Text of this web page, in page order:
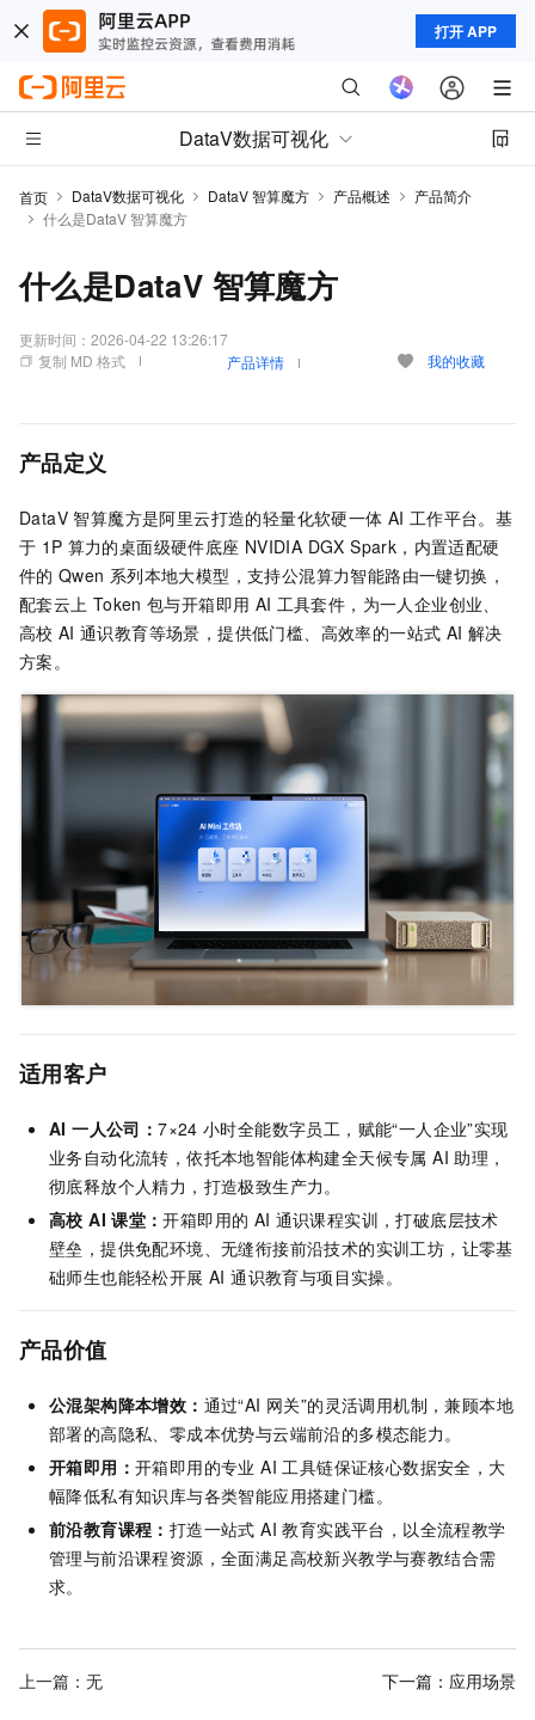
打开 APP
DataV数据可视化
首页 DataV数据可视化 DataV 智算魔方 产品概述
产品简介
什么是DataV 智算魔方
什么是DataV 智算魔方
更新时间： 2026-04-22 13:26:17
复制 MD 格式
产品详情 我的收藏
产品定义
DataV 智算魔方是阿里云打造的轻量化软硬一体 AI 工作平台。基
于 1P 算力的桌面级硬件底座 NVIDIA DGX Spark，内置适配硬
件的 Qwen 系列本地大模型，支持公混算力智能路由一键切换，
配套云上 Token 包与开箱即用 AI 工具套件，为一人企业创业、
高校 AI 通识教育等场景，提供低门槛、高效率的一站式 AI 解决
方案。
适用客户
AI 一人公司：7×24 小时全能数字员工，赋能“一人企业”实现
业务自动化流转，依托本地智能体构建全天候专属 AI 助理，
彻底释放个人精力，打造极致生产力。
高校 AI 课堂：开箱即用的 AI 通识课程实训，打破底层技术
壁垒，提供免配环境、无缝衔接前沿技术的实训工坊，让零基
础师生也能轻松开展 AI 通识教育与项目实操。
产品价值
公混架构降本增效： 通过“AI 网关”的灵活调用机制，兼顾本地
部署的高隐私、零成本优势与云端前沿的多模态能力。
开箱即用： 开箱即用的专业 AI 工具链保证核心数据安全，大
幅降低私有知识库与各类智能应用搭建门槛。
前沿教育课程： 打造一站式 AI 教育实践平台，以全流程教学
管理与前沿课程资源，全面满足高校新兴教学与赛教结合需
求。
上一篇：无 下一篇： 应用场景